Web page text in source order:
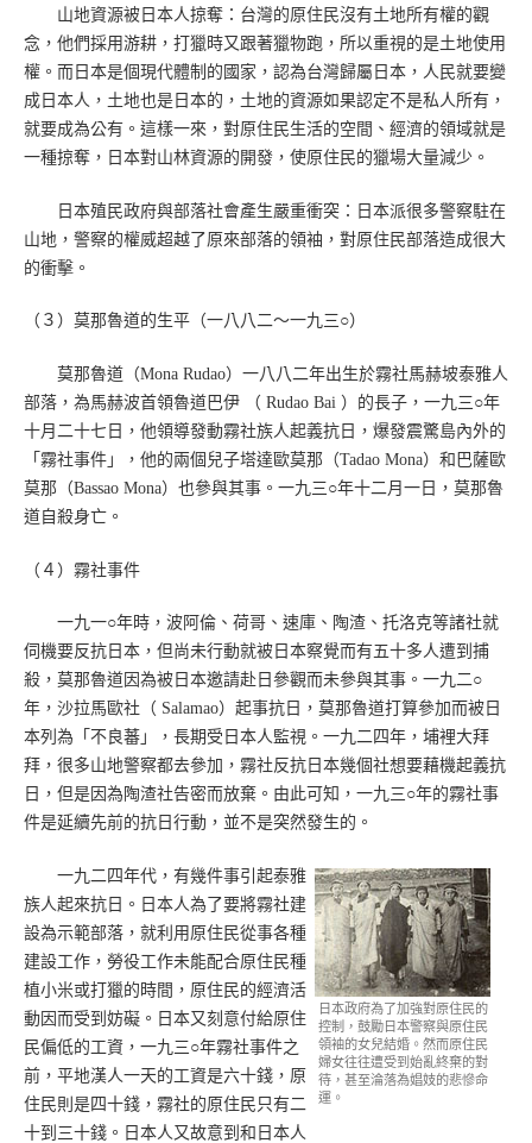
山地資源被日本人掠奪：台灣的原住民沒有土地所有權的觀
念，他們採用游耕，打獵時又跟著獵物跑，所以重視的是土地使用
權。而日本是個現代體制的國家，認為台灣歸屬日本，人民就要變
成日本人，土地也是日本的，土地的資源如果認定不是私人所有，
就要成為公有。這樣一來，對原住民生活的空間、經濟的領域就是
一種掠奪，日本對山林資源的開發，使原住民的獵場大量減少。
日本殖民政府與部落社會產生嚴重衝突：日本派很多警察駐在
山地，警察的權威超越了原來部落的領袖，對原住民部落造成很大
的衝擊。
（３）莫那魯道的生平（一八八二～一九三○）
莫那魯道（Mona Rudao）一八八二年出生於霧社馬赫坡泰雅人
部落，為馬赫波首領魯道巴伊 （ Rudao Bai ）的長子，一九三○年
十月二十七日，他領導發動霧社族人起義抗日，爆發震驚島內外的
「霧社事件」，他的兩個兒子塔達歐莫那（Tadao Mona）和巴薩歐
莫那（Bassao Mona）也參與其事。一九三○年十二月一日，莫那魯
道自殺身亡。
（４）霧社事件
一九一○年時，波阿倫、荷哥、速庫、陶渣、托洛克等諸社就
伺機要反抗日本，但尚未行動就被日本察覺而有五十多人遭到捕
殺，莫那魯道因為被日本邀請赴日參觀而未參與其事。一九二○
年，沙拉馬歐社（ Salamao）起事抗日，莫那魯道打算參加而被日
本列為「不良蕃」，長期受日本人監視。一九二四年，埔裡大拜
拜，很多山地警察都去參加，霧社反抗日本幾個社想要藉機起義抗
日，但是因為陶渣社告密而放棄。由此可知，一九三○年的霧社事
件是延續先前的抗日行動，並不是突然發生的。
日本政府為了加強對原住民的
控制，鼓勵日本警察與原住民
領袖的女兒結婚。然而原住民
婦女往往遭受到始亂終棄的對
待，甚至淪落為娼妓的悲慘命
運。
一九二四年代，有幾件事引起泰雅
族人起來抗日。日本人為了要將霧社建
設為示範部落，就利用原住民從事各種
建設工作，勞役工作未能配合原住民種
植小米或打獵的時間，原住民的經濟活
動因而受到妨礙。日本又刻意付給原住
民偏低的工資，一九三○年霧社事件之
前，平地漢人一天的工資是六十錢，原
住民則是四十錢，霧社的原住民只有二
十到三十錢。日本人又故意到和日本人